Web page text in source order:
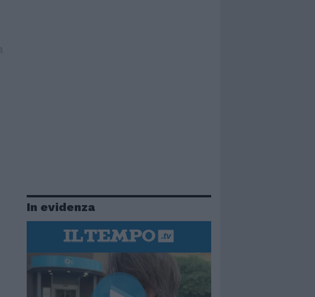
In evidenza